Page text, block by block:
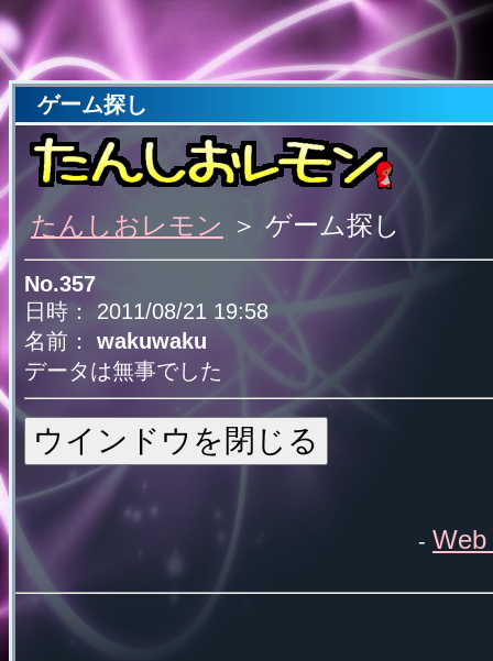
ゲーム探し
たんしおレモン ＞ ゲーム探し
No.357
日時： 2011/08/21 19:58
名前： wakuwaku
データは無事でした
- Web